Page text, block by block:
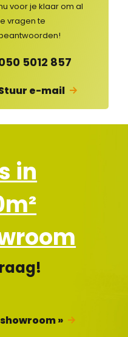
voor je klaar om al
vragen te
5012 857
e-mail
in
»